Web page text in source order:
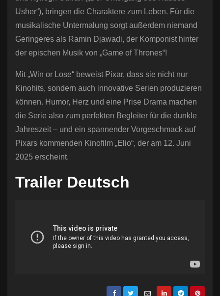
Usher“), bringen die Charaktere zum Leben. Für die
musikalische Untermalung sorgt außerdem niemand
Geringeres als Ramin Djawadi, der Komponist hinter
der epischen Musik von „Game of Thrones“!
Mit „Win or Lose“ beweist Pixar, dass sie nicht nur
Kinohits, sondern auch innovative Serien produzieren
können. Humor, Herz und eine Prise Drama machen
die Serie also zum perfekten Begleiter für die dunkle
Jahreszeit – und ein spannender Vorgeschmack auf
Pixars kommenden Kinofilm „Elio“, der am 12. Juni
2025 erscheint.
Trailer Deutsch